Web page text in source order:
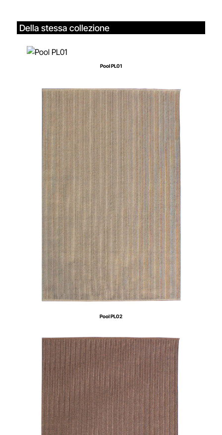
Della stessa collezione
Pool PL01
Pool PL02